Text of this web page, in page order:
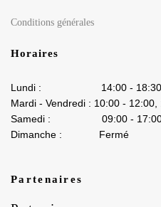
Conditions générales
Horaires
Lundi : 14:00 - 18:30
Mardi - Vendredi : 10:00 -
Samedi : 09:00 -
Dimanche : Fermé
Partenaires